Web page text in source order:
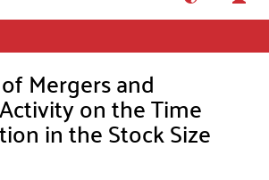
Mergers and
on the Time
in the Stock Size